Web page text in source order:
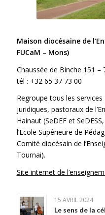
Maison diocésaine de
FUCaM – Mons)
Chaussée de Binche 151 –
tél : +32 65 37 73 00
Regroupe tous les
juridiques, pastoraux de
Hainaut (SeDEF et
l’Ecole Supérieure de
Comité diocésain de
Tournai).
Site internet de
15 AVRIL 2024
Le sens de la